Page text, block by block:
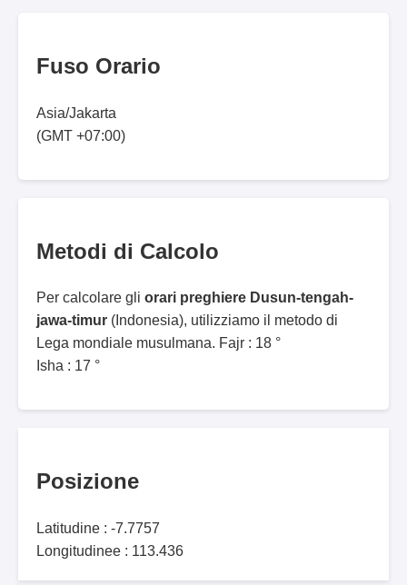
Fuso Orario
Asia/Jakarta
(GMT +07:00)
Metodi di Calcolo
Per calcolare gli orari preghiere Dusun-tengah-
jawa-timur (Indonesia), utilizziamo il metodo di
Lega mondiale musulmana. Fajr : 18 °
Isha : 17 °
Posizione
Latitudine : -7.7757
Longitudinee : 113.436